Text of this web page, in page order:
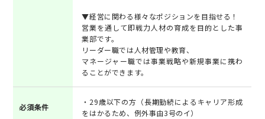
▼経営に関わる様々なポジションを目指せる！
営業を通して即戦力人材の育成を目的とした事
業部です。
リーダー職では人材管理や教育、
マネージャー職では事業戦略や新規事業に携わ
ることができます。
必須条件
・29歳以下の方（長期勤続によるキャリア形成
をはかるため、例外事由3号のイ）